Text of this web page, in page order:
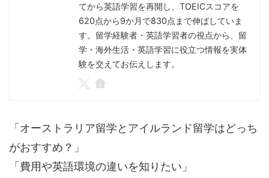
てから英語学習を再開し、TOEICスコアを
620点から9か月で830点まで伸ばしていま
す。留学経験者・英語学習者の視点から、留
学・海外生活・英語学習に役立つ情報を実体
験を交えてお伝えします。
「オーストラリア留学とアイルランド留学はどっち
がおすすめ？」
「費用や英語環境の違いを知りたい」